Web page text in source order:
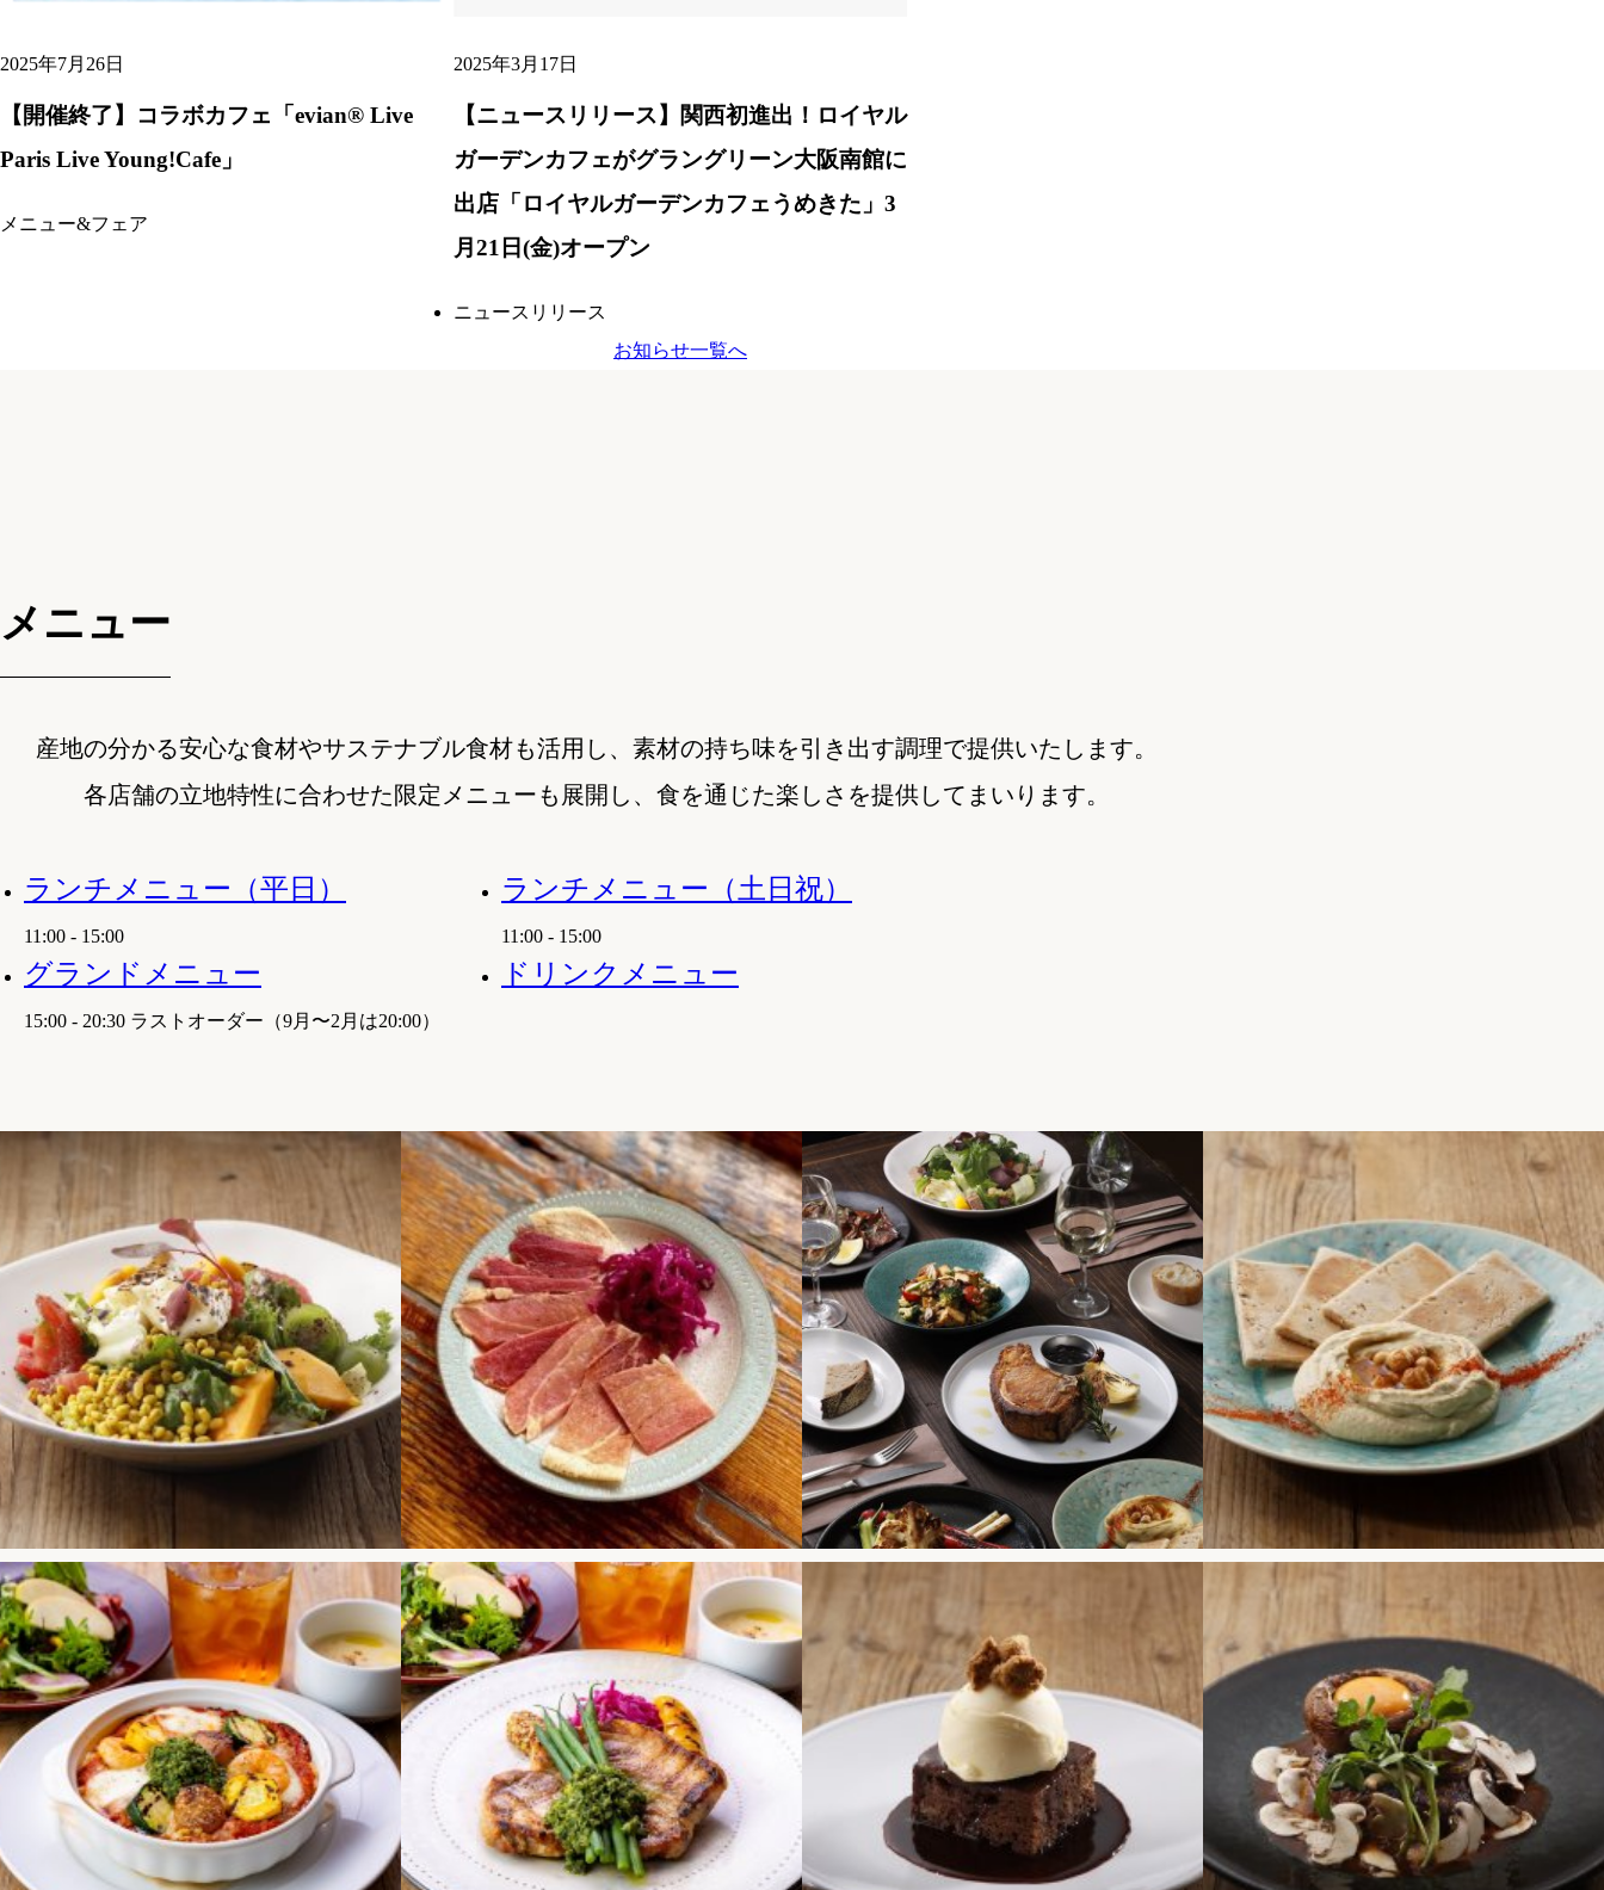
【開催終了】コラボカフェ「evian® Live
Paris Live Young!Cafe」
2025年7月26日
メニュー&フェア
【ニュースリリース】関西初進出！ロイヤル
ガーデンカフェがグラングリーン大阪南館に
出店「ロイヤルガーデンカフェうめきた」3
月21日(金)オープン
2025年3月17日
ニュースリリース
お知らせ一覧へ
メニュー
産地の分かる安心な食材やサステナブル食材も活用し、素材の持ち味を引き出す調理で提供いたします。
各店舗の立地特性に合わせた限定メニューも展開し、食を通じた楽しさを提供してまいります。
ランチメニュー（平日）
11:00 - 15:00
ランチメニュー（土日祝）
11:00 - 15:00
グランドメニュー
15:00 - 20:30 ラストオーダー（9月〜2月は20:00）
ドリンクメニュー